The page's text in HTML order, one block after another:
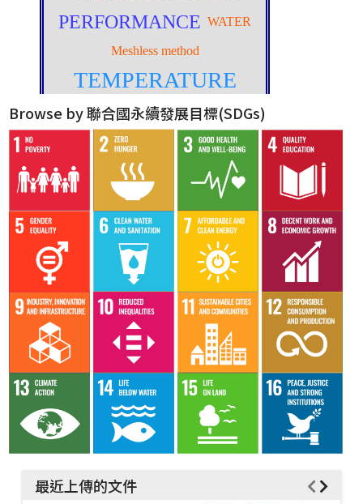
Browse by 聯合國永續發展目標(SDGs)
最近上傳的文件